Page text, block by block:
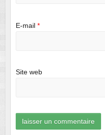
E-mail *
Site web